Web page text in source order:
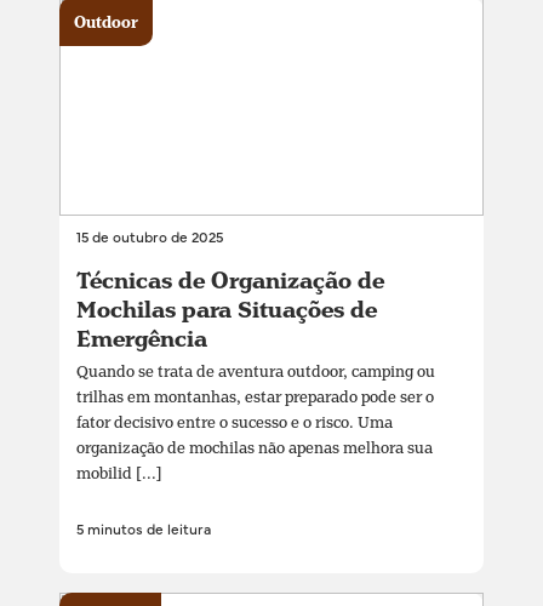
15 de outubro de 2025
Técnicas de Organização de
Mochilas para Situações de
Emergência
Quando se trata de aventura outdoor, camping ou
trilhas em montanhas, estar preparado pode ser o
fator decisivo entre o sucesso e o risco. Uma
organização de mochilas não apenas melhora sua
mobilid [...]
5 minutos de leitura
Outdoor